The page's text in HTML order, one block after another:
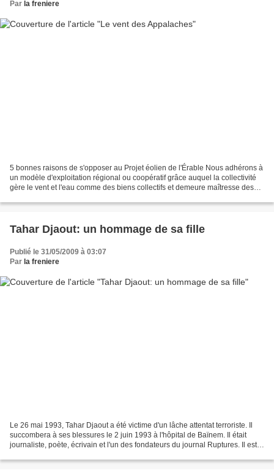
Par la freniere
5 bonnes raisons de s'opposer au Projet éolien de l'Érable Nous adhérons à
un modèle d'exploitation régional ou coopératif grâce auquel la collectivité
gère le vent et l'eau comme des biens collectifs et demeure maîtresse des
Tahar Djaout: un hommage de sa fille
Publié le 31/05/2009 à 03:07
Par la freniere
Le 26 mai 1993, Tahar Djaout a été victime d'un lâche attentat terroriste. Il
succombera à ses blessures le 2 juin 1993 à l'hôpital de Baïnem. Il était
journaliste, poète, écrivain et l'un des fondateurs du journal Ruptures. Il est